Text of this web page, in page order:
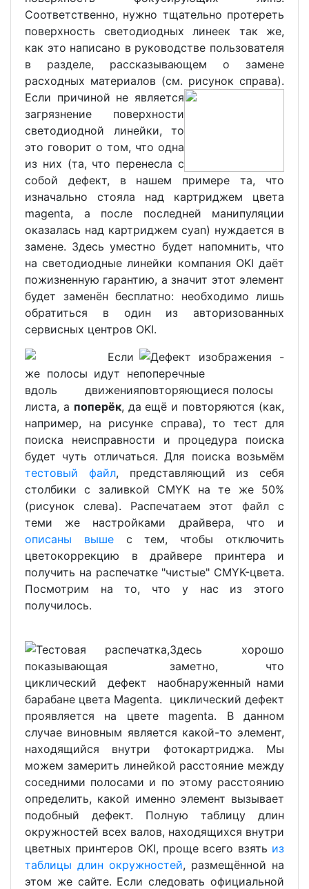
Соответственно, нужно тщательно протереть
поверхность светодиодных линеек так же,
как это написано в руководстве пользователя
в разделе, рассказывающем о замене
расходных материалов (см. рисунок справа).
Если причиной не является
загрязнение поверхности
светодиодной линейки, то
это говорит о том, что одна
из них (та, что перенесла с
собой дефект, в нашем примере та, что
изначально стояла над картриджем цвета
magenta, а после последней манипуляции
оказалась над картриджем cyan) нуждается в
замене. Здесь уместно будет напомнить, что
на светодиодные линейки компания OKI даёт
пожизненную гарантию, а значит этот элемент
будет заменён бесплатно: необходимо лишь
обратиться в один из авторизованных
сервисных центров OKI.
Если
же полосы идут не
вдоль движения
листа, а поперёк, да ещё и повторяются (как,
например, на рисунке справа), то тест для
поиска неисправности и процедура поиска
будет чуть отличаться. Для поиска возьмём
тестовый файл, представляющий из себя
столбики с заливкой CMYK на те же 50%
(рисунок слева). Распечатаем этот файл с
теми же настройками драйвера, что и
описаны вышес тем, чтобы отключить
цветокоррекцию в драйвере принтера и
получить на распечатке "чистые" CMYK-цвета.
Посмотрим на то, что у нас из этого
получилось.
Здесь хорошо
заметно, что
обнаруженный нами
циклический дефект
проявляется на цвете magenta. В данном
случае виновным является какой-то элемент,
находящийся внутри фотокартриджа. Мы
можем замерить линейкой расстояние между
соседними полосами и по этому расстоянию
определить, какой именно элемент вызывает
подобный дефект. Полную таблицу длин
окружностей всех валов, находящихся внутри
цветных принтеров OKI, проще всего взять из
таблицы длин окружностей, размещённой на
этом же сайте. Если следовать официальной